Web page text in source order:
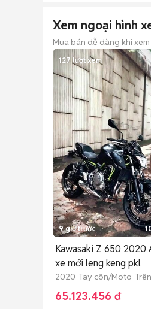
Xem ngoại hình
Mua bán dễ dàng khi
127 lượt xem
9 giờ trước
Kawasaki Z 650 2020
xe mới leng keng pkl
2020 Tay côn/Moto
cc Đã sử dụng
65.123.456 đ